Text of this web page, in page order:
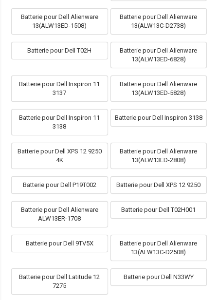
Batterie pour Dell Alienware
13(ALW13ED-1508)
Batterie pour Dell Alienware
13(ALW13C-D2738)
Batterie pour Dell T02H
Batterie pour Dell Alienware
13(ALW13ED-6828)
Batterie pour Dell Inspiron 11
3137
Batterie pour Dell Alienware
13(ALW13ED-5828)
Batterie pour Dell Inspiron 11
3138
Batterie pour Dell Inspiron 3138
Batterie pour Dell XPS 12 9250
4K
Batterie pour Dell Alienware
13(ALW13ED-2808)
Batterie pour Dell P19T002 Batterie pour Dell XPS 12 9250
Batterie pour Dell Alienware
ALW13ER-1708
Batterie pour Dell T02H001
Batterie pour Dell 9TV5X
Batterie pour Dell Alienware
13(ALW13C-D2508)
Batterie pour Dell Latitude 12
7275
Batterie pour Dell N33WY